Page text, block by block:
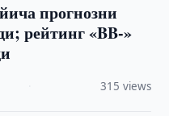
прогнозни
рейтинг «BB-»
315 views